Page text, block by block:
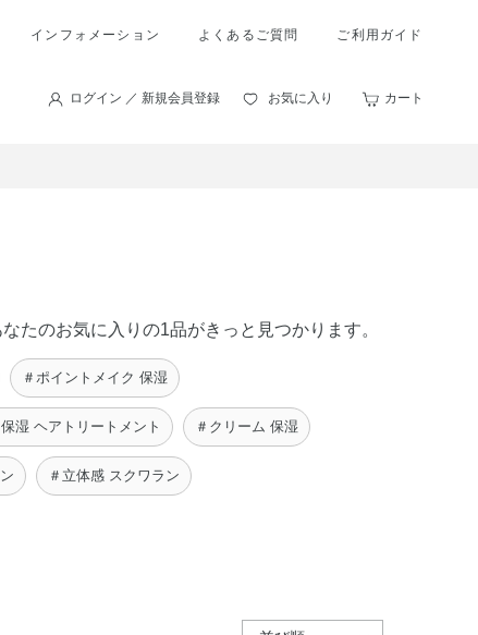
インフォメーション よくあるご質問 ご利用ガイド
ログイン ／ 新規会員登録 お気に入り カート
たのお気に入りの1品がきっと見つかります。
＃ポイントメイク 保湿
保湿 ヘアトリートメント ＃クリーム 保湿
＃立体感 スクワラン